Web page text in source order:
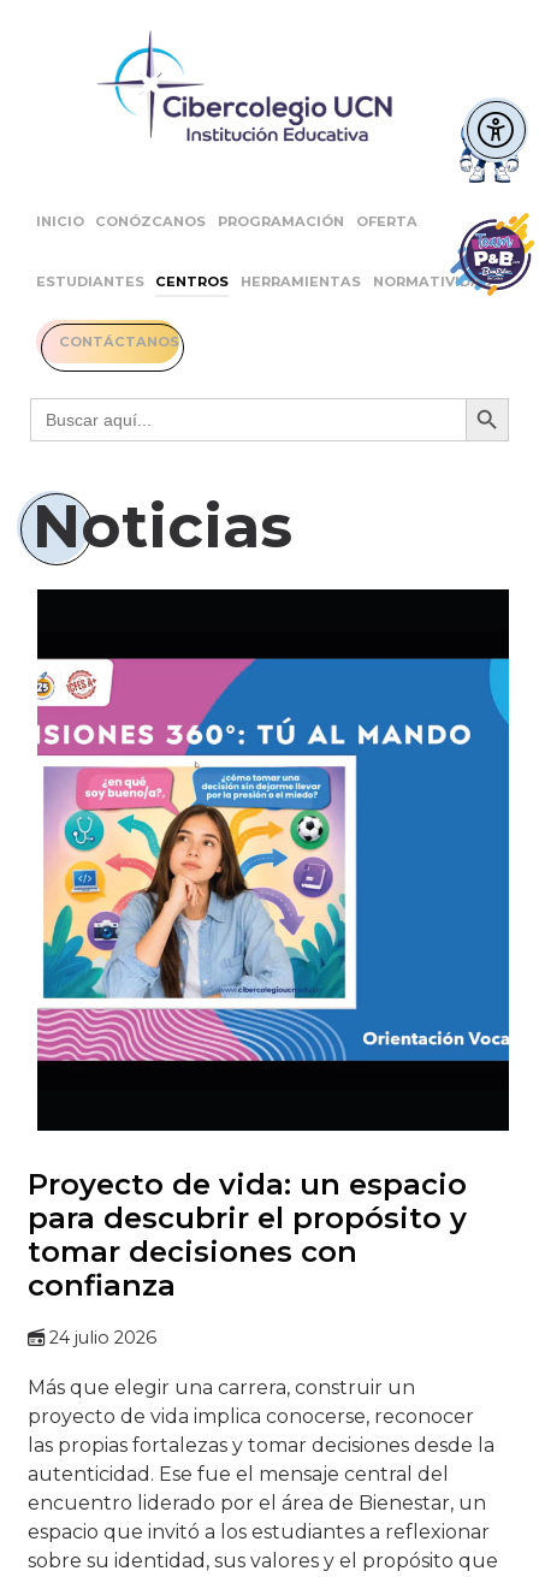
INICIO CONÓZCANOS PROGRAMACIÓN OFERTA
ESTUDIANTES CENTROS HERRAMIENTAS NORMATIVIDAD
CONTÁCTANOS
Buscar: Botón
Noticias
Proyecto de vida: un espacio
para descubrir el propósito y
tomar decisiones con
confianza
24 julio 2026
Más que elegir una carrera, construir un
proyecto de vida implica conocerse, reconocer
las propias fortalezas y tomar decisiones desde la
autenticidad. Ese fue el mensaje central del
encuentro liderado por el área de Bienestar, un
espacio que invitó a los estudiantes a reflexionar
sobre su identidad, sus valores y el propósito que